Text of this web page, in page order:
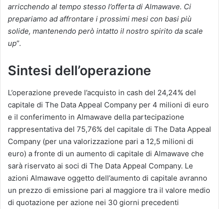
arricchendo al tempo stesso l’offerta di Almawave. Ci
prepariamo ad affrontare i prossimi mesi con basi più
solide, mantenendo però intatto il nostro spirito da scale
up”.
Sintesi dell’operazione
L’operazione prevede l’acquisto in cash del 24,24% del
capitale di The Data Appeal Company per 4 milioni di euro
e il conferimento in Almawave della partecipazione
rappresentativa del 75,76% del capitale di The Data Appeal
Company (per una valorizzazione pari a 12,5 milioni di
euro) a fronte di un aumento di capitale di Almawave che
sarà riservato ai soci di The Data Appeal Company. Le
azioni Almawave oggetto dell’aumento di capitale avranno
un prezzo di emissione pari al maggiore tra il valore medio
di quotazione per azione nei 30 giorni precedenti